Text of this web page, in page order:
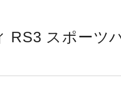
RS3 スポーツ